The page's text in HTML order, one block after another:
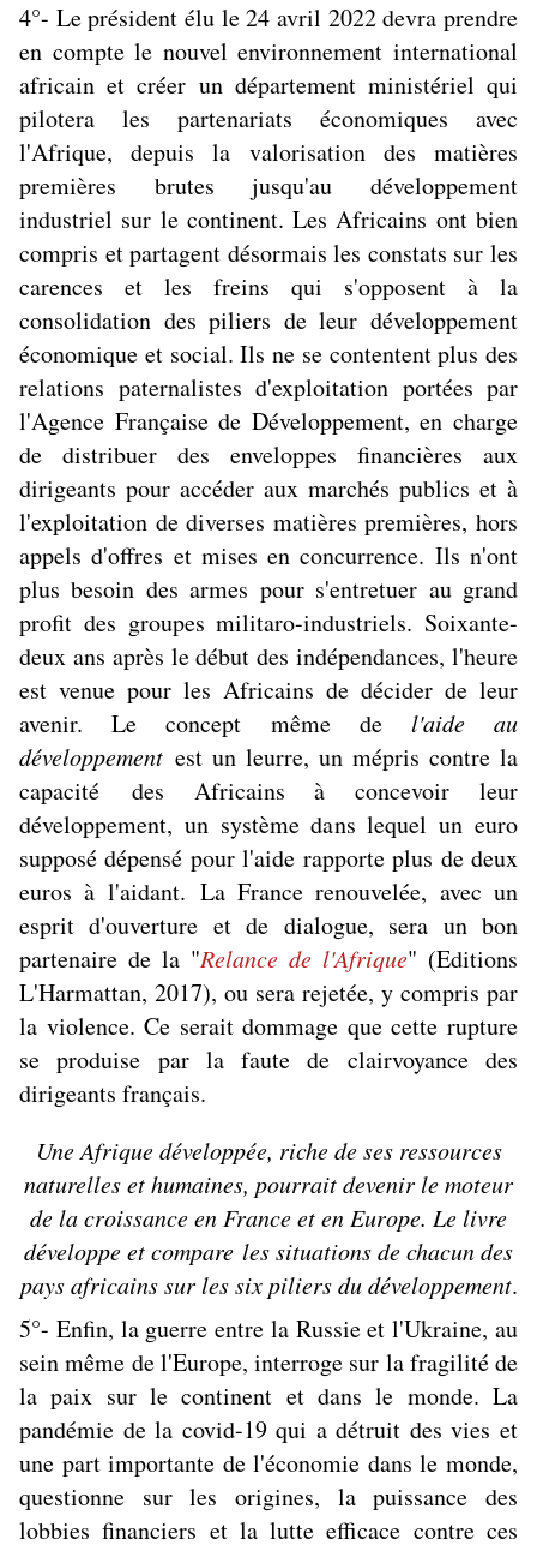
4°- Le président élu le 24 avril 2022 devra prendre
en compte le nouvel environnement international
africain et créer un département ministériel qui
pilotera les partenariats économiques avec
l'Afrique, depuis la valorisation des matières
premières brutes jusqu'au développement
industriel sur le continent. Les Africains ont bien
compris et partagent désormais les constats sur les
carences et les freins qui s'opposent à la
consolidation des piliers de leur développement
économique et social. Ils ne se contentent plus des
relations paternalistes d'exploitation portées par
l'Agence Française de Développement, en charge
de distribuer des enveloppes financières aux
dirigeants pour accéder aux marchés publics et à
l'exploitation de diverses matières premières, hors
appels d'offres et mises en concurrence. Ils n'ont
plus besoin des armes pour s'entretuer au grand
profit des groupes militaro-industriels. Soixante-
deux ans après le début des indépendances, l'heure
est venue pour les Africains de décider de leur
avenir. Le concept même de l'aide au
développement est un leurre, un mépris contre la
capacité des Africains à concevoir leur
développement, un système dans lequel un euro
supposé dépensé pour l'aide rapporte plus de deux
euros à l'aidant. La France renouvelée, avec un
esprit d'ouverture et de dialogue, sera un bon
partenaire de la "Relance de l'Afrique" (Editions
L'Harmattan, 2017), ou sera rejetée, y compris par
la violence. Ce serait dommage que cette rupture
se produise par la faute de clairvoyance des
dirigeants français.
Une Afrique développée, riche de ses ressources
naturelles et humaines, pourrait devenir le moteur
de la croissance en France et en Europe. Le livre
développe et compare les situations de chacun des
pays africains sur les six piliers du développement.
5°- Enfin, la guerre entre la Russie et l'Ukraine, au
sein même de l'Europe, interroge sur la fragilité de
la paix sur le continent et dans le monde. La
pandémie de la covid-19 qui a détruit des vies et
une part importante de l'économie dans le monde,
questionne sur les origines, la puissance des
lobbies financiers et la lutte efficace contre ces